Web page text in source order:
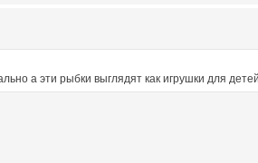
а эти рыбки выглядят как игрушки для